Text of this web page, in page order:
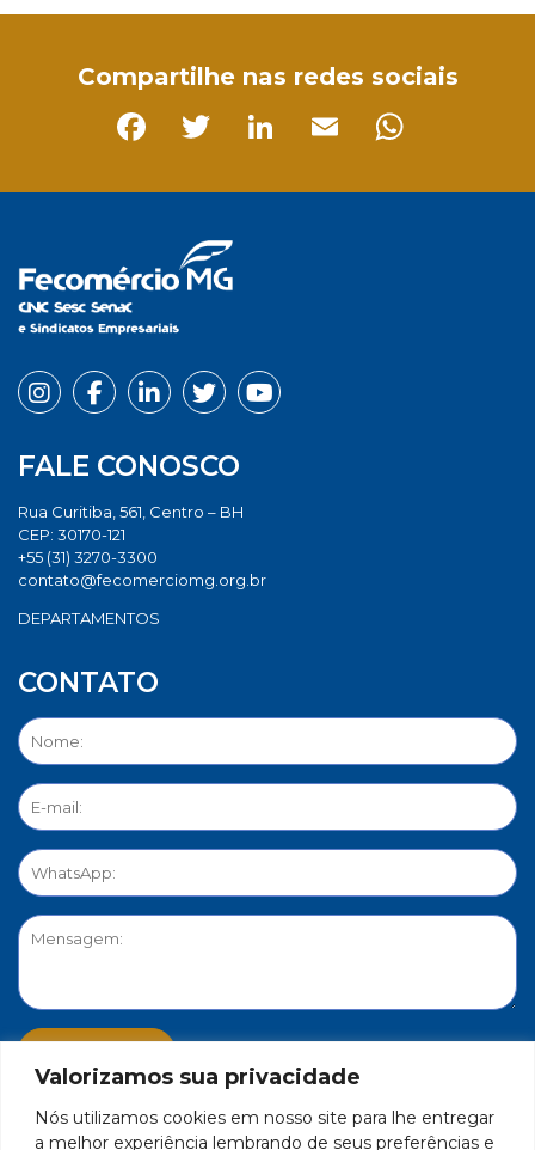
Valorizamos sua privacidade
Nós utilizamos cookies em nosso site para lhe entregar
a melhor experiência lembrando de seus preferências e
Compartilhe nas redes sociais
FALE CONOSCO
Rua Curitiba, 561, Centro – BH
CEP: 30170-121
+55 (31) 3270-3300
contato@fecomerciomg.org.br
DEPARTAMENTOS
CONTATO
PORTAL DE PRIVACIDADE